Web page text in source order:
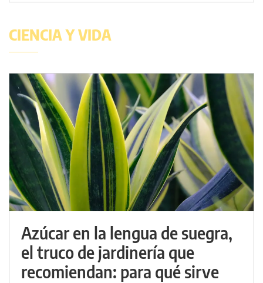
CIENCIA Y VIDA
Azúcar en la lengua de suegra,
el truco de jardinería que
recomiendan: para qué sirve